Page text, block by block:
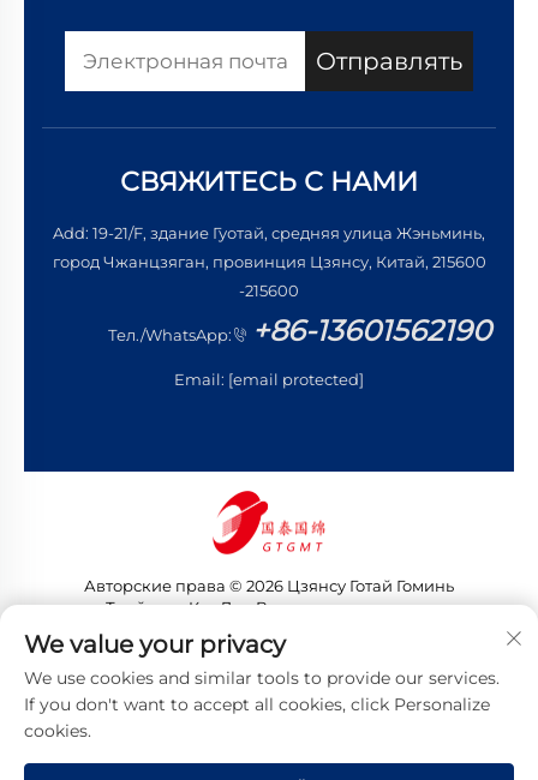
Отправлять
СВЯЖИТЕСЬ С НАМИ
Add: 19-21/F, здание Гуотай, средняя улица Жэньминь,
город Чжанцзяган, провинция Цзянсу, Китай, 215600
-215600
Тел./WhatsApp: +86-13601562190
Email: [email protected]
Авторские права © 2026 Цзянсу Готай Гоминь
Трейдинг Ко., Лтд. Все права защищены
Политика конфиденциальности
We value your privacy
We use cookies and similar tools to provide our services.
If you don't want to accept all cookies, click Personalize
cookies.